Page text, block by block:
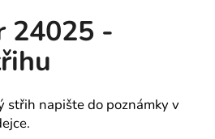
24025 -
střih napište do poznámky v